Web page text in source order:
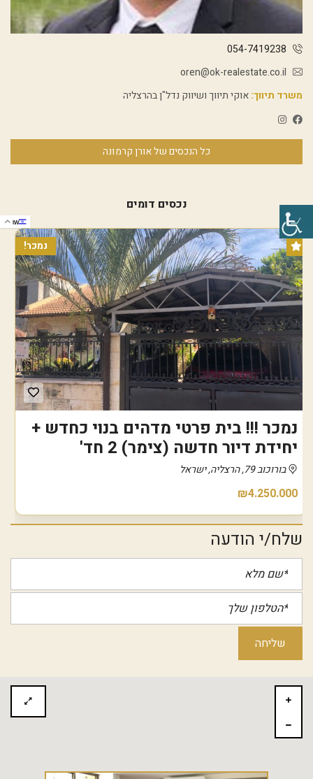
054-7419238
oren@ok-realestate.co.il
משרד תיווך:אוקי תיווך ושיווק נדל"ן בהרצליה
כל הנכסים של אורן קרמונה
נכסים דומים
נמכר!
נמכר !!! בית פרטי מדהים בנוי כחדש +
יחידת דיור חדשה (צימר) 2 חד'
בורוכוב 79, הרצליה, ישראל
₪4.250.000
שלח/י הודעה
IW